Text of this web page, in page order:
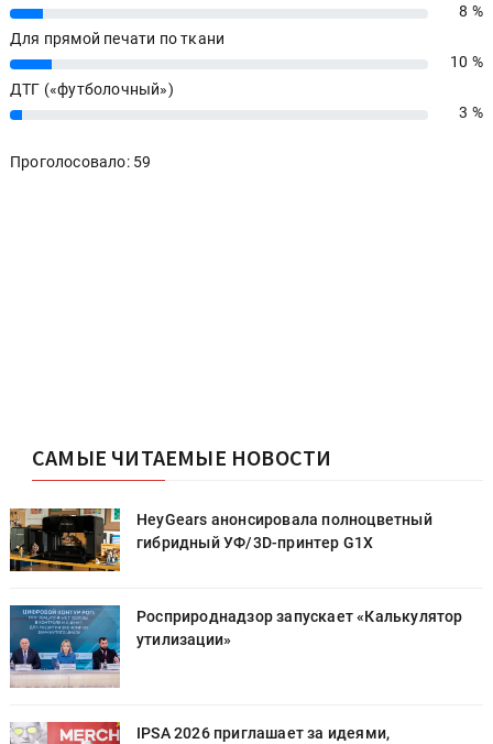
8%
8 %
Для прямой печати по ткани
10%
10 %
ДТГ («футболочный»)
3% 3 %
Проголосовало: 59
САМЫЕ ЧИТАЕМЫЕ НОВОСТИ
HeyGears анонсировала полноцветный
гибридный УФ/3D-принтер G1X
Росприроднадзор запускает «Калькулятор
утилизации»
IPSA 2026 приглашает за идеями,